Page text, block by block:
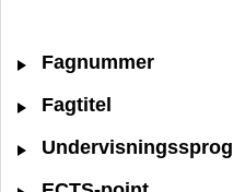
Fagnummer
Fagtitel
Undervisningssprog